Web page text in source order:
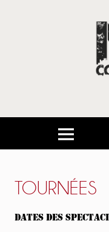
COMPAGNIE
UNE COMPAGNIE THÉÂTRE
RECHERCHE
TOURNÉES
DATES DES